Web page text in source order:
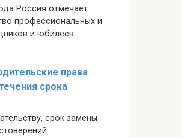
Россия отмечает
профессиональных и
и юбилеев.
права
срока
срок замены